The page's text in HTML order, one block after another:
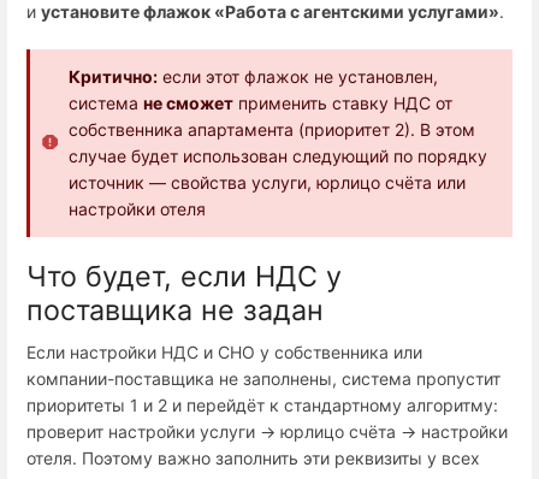
и установите флажок «Работа с агентскими услугами».
Критично: если этот флажок не установлен,
система не сможет применить ставку НДС от
собственника апартамента (приоритет 2). В этом
случае будет использован следующий по порядку
источник — свойства услуги, юрлицо счёта или
настройки отеля
Что будет, если НДС у
поставщика не задан
Если настройки НДС и СНО у собственника или
компании-поставщика не заполнены, система пропустит
приоритеты 1 и 2 и перейдёт к стандартному алгоритму:
проверит настройки услуги → юрлицо счёта → настройки
отеля. Поэтому важно заполнить эти реквизиты у всех